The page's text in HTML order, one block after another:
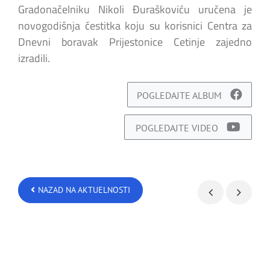
Gradonačelniku Nikoli Đuraškoviću uručena je
novogodišnja čestitka koju su korisnici Centra za
Dnevni boravak Prijestonice Cetinje zajedno
izradili.
POGLEDAJTE ALBUM
POGLEDAJTE VIDEO
NAZAD NA AKTUELNOSTI